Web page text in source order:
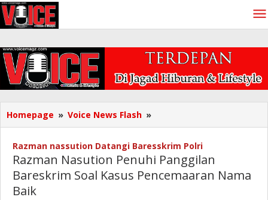
Lewati
ke
konten
Homepage » Voice News Flash »
Nasution
Panggilan
Bareskrim
Soal
Razman nassution Datangi Baresskrim Polri
Razman Nasution Penuhi Panggilan
Bareskrim Soal Kasus Pencemaaran Nama
Baik